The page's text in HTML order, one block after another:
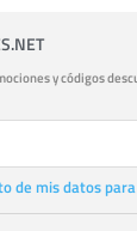
y códigos
de mis datos